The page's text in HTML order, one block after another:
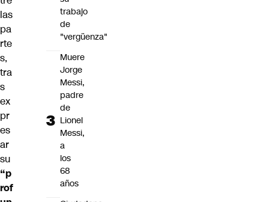
las
pa
rte
s,
tra
s
ex
pr
es
ar
su
“p
rof
trabajo
de
"vergüenza"
Muere
Jorge
Messi,
padre
de
Lionel
Messi,
a
los
68
años